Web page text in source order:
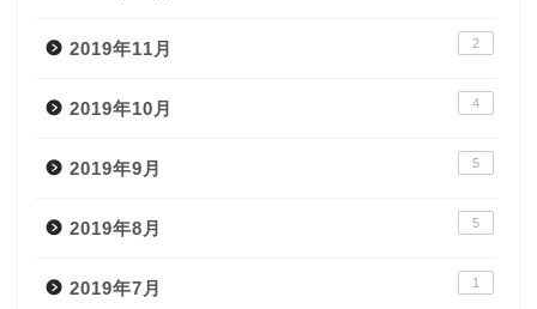
2019年11月 2
2019年10月 4
2019年9月 5
2019年8月 5
2019年7月 1